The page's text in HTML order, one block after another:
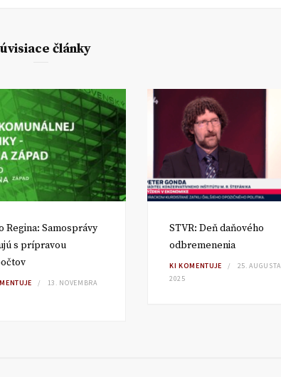
články
Regina: Samosprávy
s prípravou
13. NOVEMBRA
STVR: Deň daňového
odbremenenia
KI KOMENTUJE
25. AUGUSTA
2025